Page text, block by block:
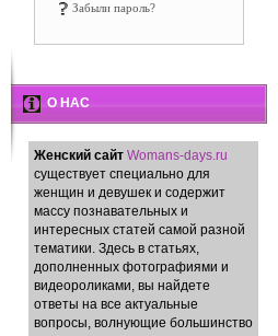
Забыли пароль?
О НАС
Женский сайт Womans-days.ru
существует специально для
женщин и девушек и содержит
массу познавательных и
интересных статей самой разной
тематики. Здесь в статьях,
дополненных фотографиями и
видеороликами, вы найдете
ответы на все актуальные
вопросы, волнующие большинство